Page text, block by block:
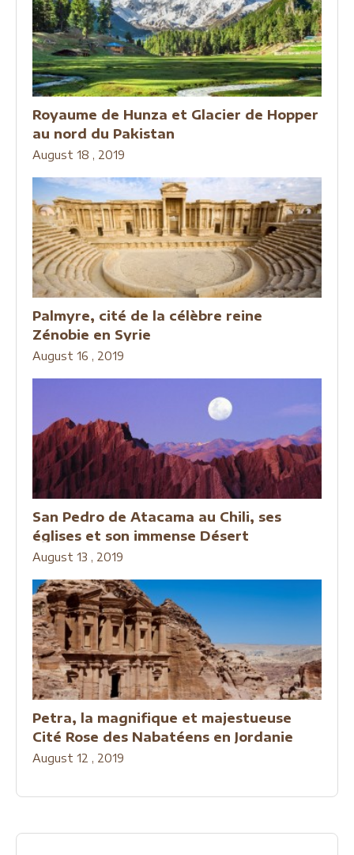
Royaume de Hunza et Glacier de Hopper
au nord du Pakistan
August 18 , 2019
Palmyre, cité de la célèbre reine
Zénobie en Syrie
August 16 , 2019
San Pedro de Atacama au Chili, ses
églises et son immense Désert
August 13 , 2019
Petra, la magnifique et majestueuse
Cité Rose des Nabatéens en Jordanie
August 12 , 2019